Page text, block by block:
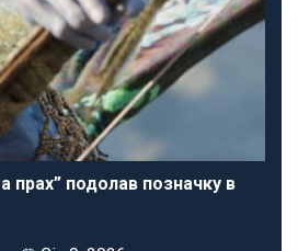
прах” подолав позначку в